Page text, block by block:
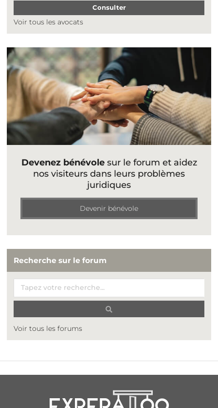
Consulter
Voir tous les avocats
Devenez bénévolesur le forum et aidez
nos visiteurs dans leurs problèmes
juridiques
Devenir bénévole
Recherche sur le forum
Voir tous les forums